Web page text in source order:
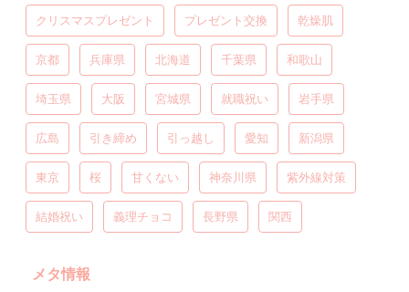
クリスマスプレゼント プレゼント交換 乾燥肌
京都 兵庫県 北海道 千葉県 和歌山
埼玉県 大阪 宮城県 就職祝い 岩手県
広島 引き締め 引っ越し 愛知 新潟県
東京 桜 甘くない 神奈川県 紫外線対策
結婚祝い 義理チョコ 長野県 関西
メタ情報